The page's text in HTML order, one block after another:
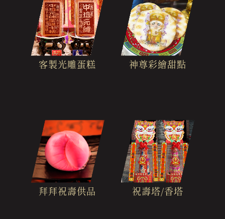
客製光雕蛋糕 神尊彩繪甜點
拜拜祝壽供品 祝壽塔/香塔